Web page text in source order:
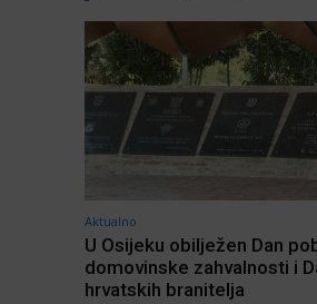
Aktualno
U Osijeku obilježen Dan
domovinske zahvalnosti i
hrvatskih branitelja